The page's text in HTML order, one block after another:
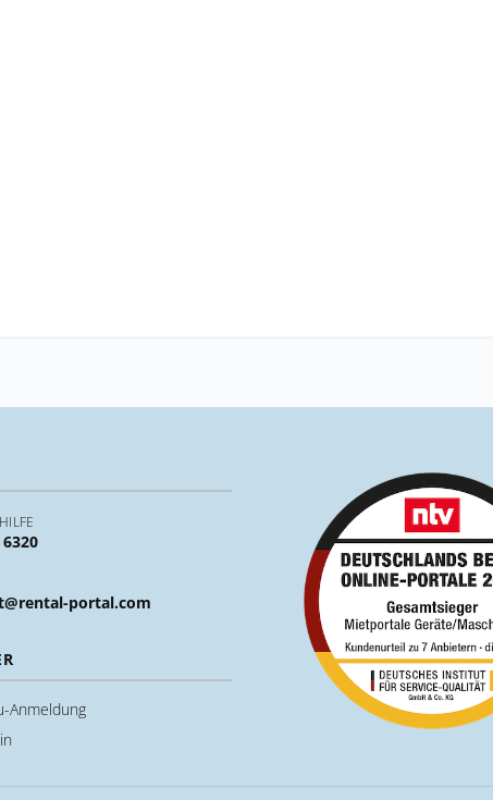
portal.com
Anmeldung